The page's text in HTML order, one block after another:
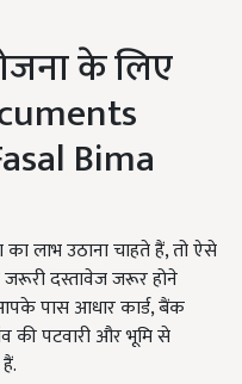
के लिए
Bima
का लाभ उठाना चाहते हैं, तो ऐसे
दस्तावेज जरूर होने
पास आधार कार्ड, बैंक
की पटवारी और भूमि से